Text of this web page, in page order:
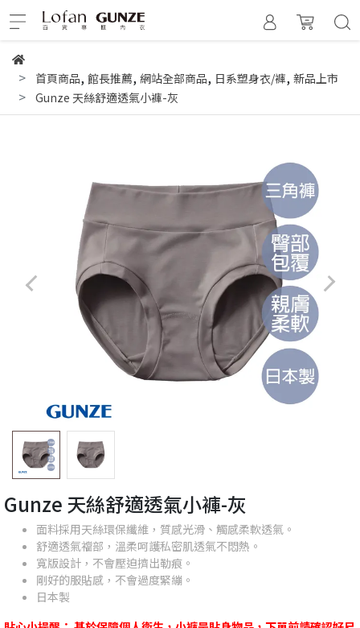
首頁商品, 館長推薦, 網站全部商品, 日系塑身衣/褲, 新品上市
Gunze 天絲舒適透氣小褲-灰
Gunze 天絲舒適透氣小褲-灰
面料採用天絲環保纖維，質感光滑、觸感柔軟透氣。
舒適透氣襠部，溫柔呵護私密肌透氣不悶熱。
寬版設計，不會壓迫擠出勒痕。
剛好的服貼感，不會過度緊繃。
日本製